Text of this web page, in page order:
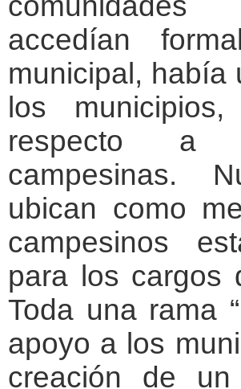
accedían
municipal, había
los
respecto a
campesinas.
ubican como
campesinos
para los cargos
Toda una rama
apoyo a los
creación de